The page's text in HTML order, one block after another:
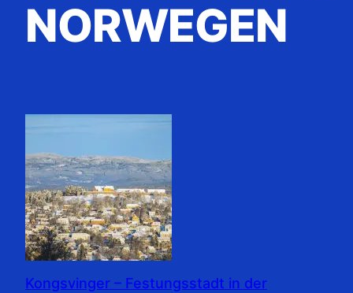
NORWEGEN
Kongsvinger – Festungsstadt in der